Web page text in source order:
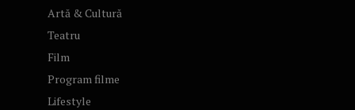
Artă & Cultură
Teatru
Film
Program filme
Lifestyle